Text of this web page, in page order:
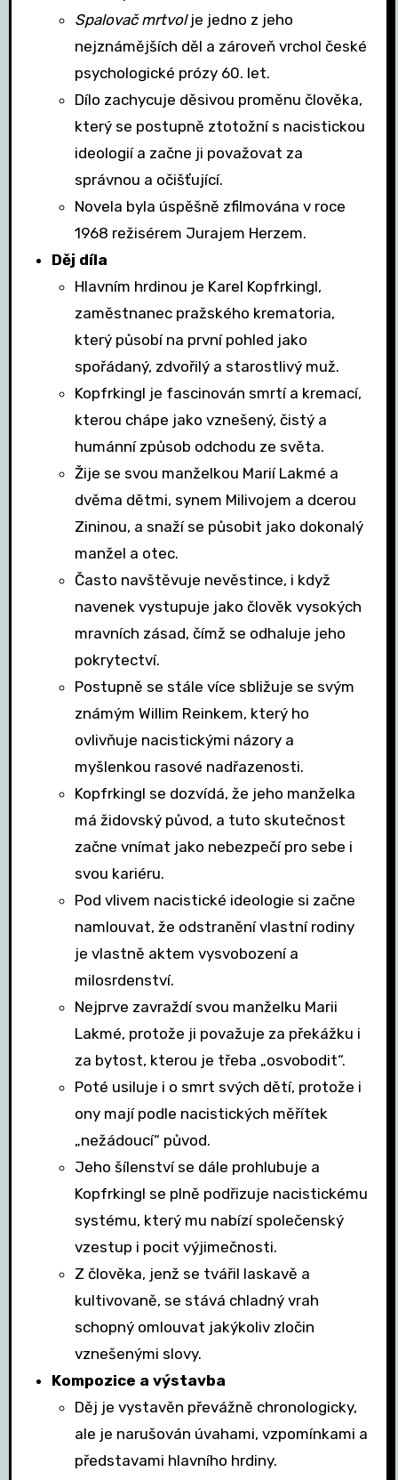
Spalovač mrtvolje jedno z jeho
nejznámějších děl a zároveň vrchol české
psychologické prózy 60. let.
Dílo zachycuje děsivou proměnu člověka,
který se postupně ztotožní s nacistickou
ideologií a začne ji považovat za
správnou a očišťující.
Novela byla úspěšně zfilmována v roce
1968 režisérem Jurajem Herzem.
Děj díla
Hlavním hrdinou je Karel Kopfrkingl,
zaměstnanec pražského krematoria,
který působí na první pohled jako
spořádaný, zdvořilý a starostlivý muž.
Kopfrkingl je fascinován smrtí a kremací,
kterou chápe jako vznešený, čistý a
humánní způsob odchodu ze světa.
Žije se svou manželkou Marií Lakmé a
dvěma dětmi, synem Milivojem a dcerou
Zininou, a snaží se působit jako dokonalý
manžel a otec.
Často navštěvuje nevěstince, i když
navenek vystupuje jako člověk vysokých
mravních zásad, čímž se odhaluje jeho
pokrytectví.
Postupně se stále více sbližuje se svým
známým Willim Reinkem, který ho
ovlivňuje nacistickými názory a
myšlenkou rasové nadřazenosti.
Kopfrkingl se dozvídá, že jeho manželka
má židovský původ, a tuto skutečnost
začne vnímat jako nebezpečí pro sebe i
svou kariéru.
Pod vlivem nacistické ideologie si začne
namlouvat, že odstranění vlastní rodiny
je vlastně aktem vysvobození a
milosrdenství.
Nejprve zavraždí svou manželku Marii
Lakmé, protože ji považuje za překážku i
za bytost, kterou je třeba „osvobodit“.
Poté usiluje i o smrt svých dětí, protože i
ony mají podle nacistických měřítek
„nežádoucí“ původ.
Jeho šílenství se dále prohlubuje a
Kopfrkingl se plně podřizuje nacistickému
systému, který mu nabízí společenský
vzestup i pocit výjimečnosti.
Z člověka, jenž se tvářil laskavě a
kultivovaně, se stává chladný vrah
schopný omlouvat jakýkoliv zločin
vznešenými slovy.
Kompozice a výstavba
Děj je vystavěn převážně chronologicky,
ale je narušován úvahami, vzpomínkami a
představami hlavního hrdiny.